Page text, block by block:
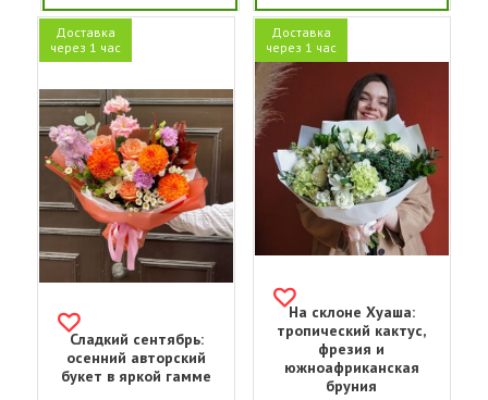
Доставка
через 1 час
Сладкий сентябрь:
осенний авторский
букет в яркой гамме
Доставка
через 1 час
На склоне Хуаша:
тропический кактус,
фрезия и
южноафриканская
бруния